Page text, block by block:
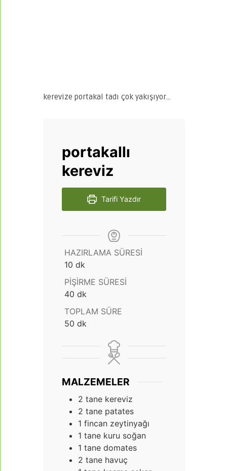
kerevize portakal tadı çok yakışıyor…
portakallı
kereviz
Tarifi Yazdır
HAZIRLAMA SÜRESI
10 dakika
dk
PIŞIRME SÜRESI
40 dakika
dk
TOPLAM SÜRE
50 dakika
dk
MALZEMELER
2 tane kereviz
2 tane patates
1 fincan zeytinyağı
1 tane kuru soğan
1 tane domates
2 tane havuç